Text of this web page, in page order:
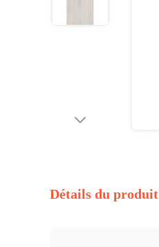
Détails du produit